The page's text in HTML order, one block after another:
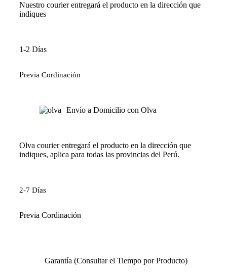
Nuestro courier entregará el producto en la dirección que
indiques
1-2 Días
Previa Cordinación
Envío a Domicilio con Olva
Olva courier entregará el producto en la dirección que
indiques, aplica para todas las provincias del Perú.
2-7 Días
Previa Cordinación
Garantía (Consultar el Tiempo por Producto)